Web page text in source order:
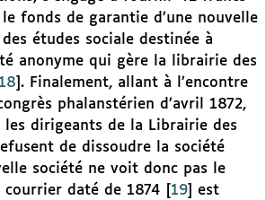
fonds de garantie d’une nouvelle
études sociale destinée à
anonyme qui gère la librairie des
18 . Finalement, allant à l’encontre
phalanstérien d’avril 1872,
les dirigeants de la Librairie des
de dissoudre la société
société ne voit donc pas le
courrier daté de 1874
19
est